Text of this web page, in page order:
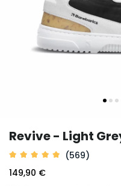
Revive - Light
(569)
149,90 €